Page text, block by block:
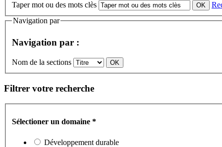
Taper mot ou des mots clès
Navigation par
Navigation par :
Nom de la sections
Filtrer votre recherche
Sélectioner un domaine *
Développement durable